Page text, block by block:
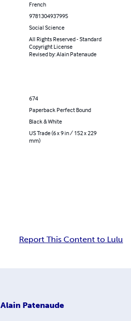
French
9781304937995
Social Science
All Rights Reserved - Standard
Copyright License
Revised by: Alain Patenaude
674
Paperback Perfect Bound
Black & White
US Trade (6 x 9 in / 152 x 229
mm)
Report This Content to Lulu
Alain Patenaude